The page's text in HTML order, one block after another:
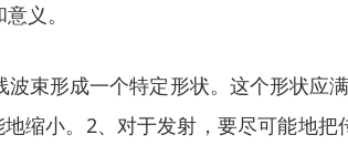
义。
束形成一个特定形状。这个形状
缩小。2、对于发射，要尽可能地